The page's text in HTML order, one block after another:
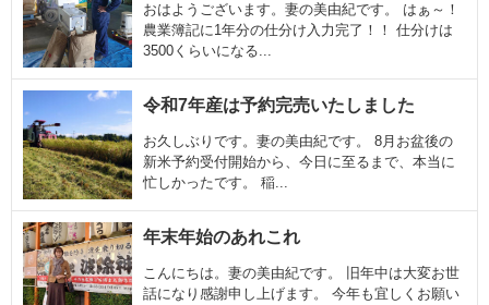
おはようございます。妻の美由紀です。 はぁ～！
農業簿記に1年分の仕分け入力完了！！ 仕分けは
3500くらいになる...
令和7年産は予約完売いたしました
お久しぶりです。妻の美由紀です。 8月お盆後の
新米予約受付開始から、今日に至るまで、本当に
忙しかったです。 稲...
年末年始のあれこれ
こんにちは。妻の美由紀です。 旧年中は大変お世
話になり感謝申し上げます。 今年も宜しくお願い